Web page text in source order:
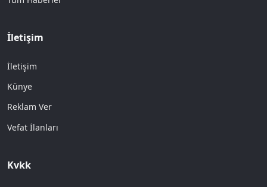
İletişim
İletişim
Künye
Reklam Ver
Vefat İlanları
Kvkk